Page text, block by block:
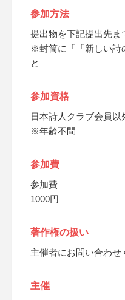
参加方法
提出物を下記提出先ま
※封筒に「「新しい詩
と
参加資格
日本詩人クラブ会員以
※年齢不問
参加費
参加費
1000円
著作権の扱い
主催者にお問い合わせ
主催